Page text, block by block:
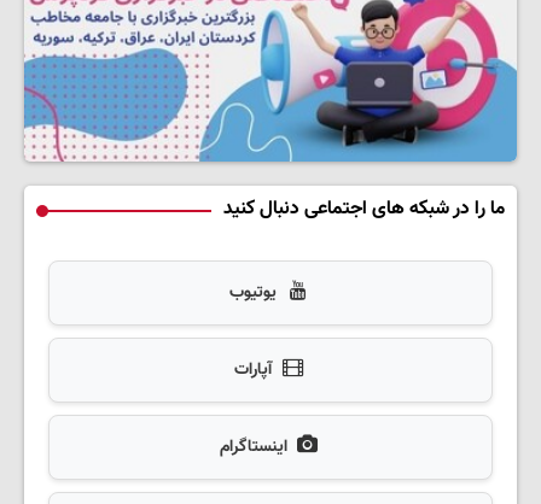
ما را در شبکه های اجتماعی دنبال کنید
یوتیوب
آپارات
اینستاگرام